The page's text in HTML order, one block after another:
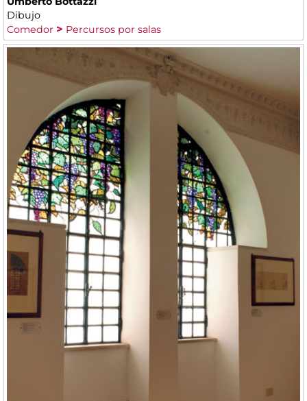
Dibujo
Comedor
Percursos por salas